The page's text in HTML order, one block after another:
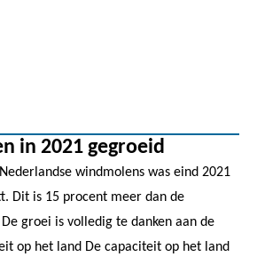
in 2021 gegroeid
windmolens was eind 2021
Dit is 15 procent meer dan de
groei is volledig te danken aan de
op het land De capaciteit op het land